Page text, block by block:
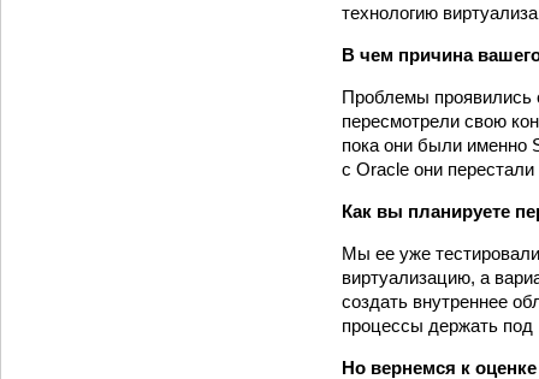
технологию
В чем причина
Проблемы проявились
пересмотрели свою
пока они были именно
с Oracle они перестали
Как вы планируете
Мы ее уже
виртуализацию, а
создать внутреннее
процессы держать под
Но вернемся к